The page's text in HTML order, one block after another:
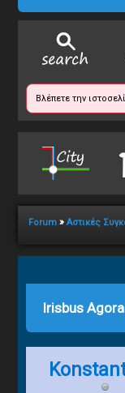
Βλέπετε την
Forum » Αστικές
Irisbus